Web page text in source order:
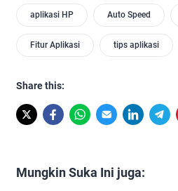
aplikasi HP Auto Speed
Fitur Aplikasi tips aplikasi
Share this:
Mungkin Suka Ini juga: